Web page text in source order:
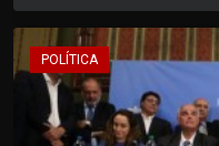
POLÍTICA